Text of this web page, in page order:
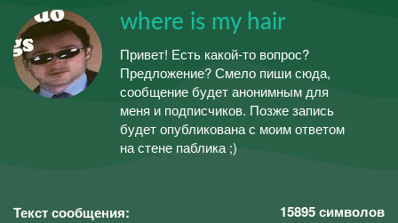
where is my hair
Привет! Есть какой-то вопрос?
Предложение? Смело пиши сюда,
сообщение будет анонимным для
меня и подписчиков. Позже запись
будет опубликована с моим ответом
на стене паблика ;)
Текст сообщения: 15895символов